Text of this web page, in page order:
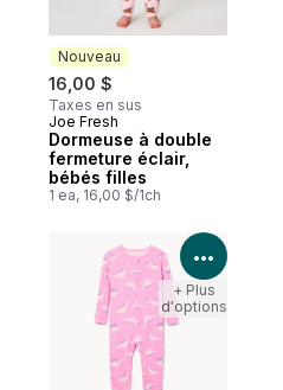
Nouveau
16,00 $
Taxes en sus
Nouveau
Joe Fresh
Dormeuse à double
fermeture éclair,
bébés filles
1 ea, 16,00 $/1ch
Voir
+ Plus
d'options